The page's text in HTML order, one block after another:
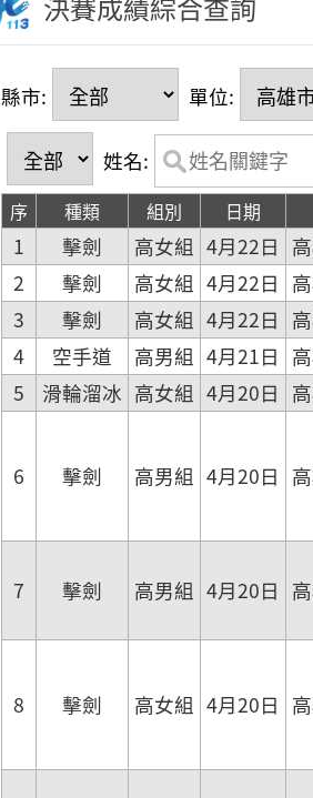
縣市: 單位:
姓名:
序 種類 組別 日期
1 擊劍 高女組 4月22日
2
擊劍 高女組 4月22日
3
擊劍 高女組 4月22日
4
空手道 高男組 4月21日
5
滑輪溜冰 高女組 4月20日
6 擊劍 高男組 4月20日
7 擊劍 高男組 4月20日
8 擊劍 高女組 4月20日